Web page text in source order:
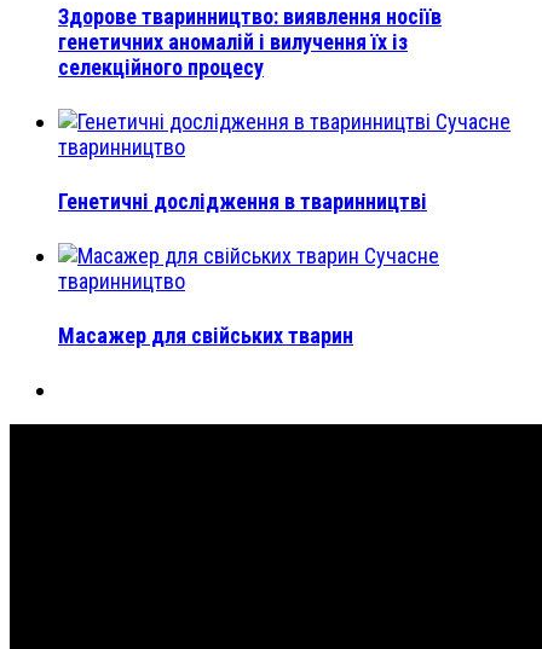
Здорове тваринництво: виявлення носіїв
генетичних аномалій і вилучення їх із
селекційного процесу
Сучасне
тваринництво
Генетичні дослідження в тваринництві
Сучасне
тваринництво
Масажер для свійських тварин